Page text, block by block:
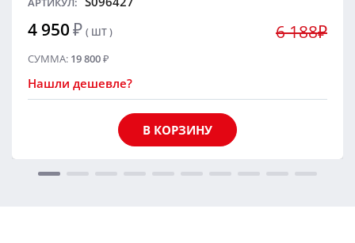
4 950₽ ( ШТ ) 6 188₽
СУММА: 19 800₽
Нашли дешевле?
В КОРЗИНУ